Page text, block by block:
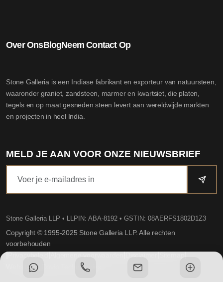
Over OnsBlogNeem Contact Op
Stone Galleria is een Indiase fabrikant en exporteur van natuursteen,
waaronder graniet, zandsteen, marmer en kwartsiet, die platen,
tegels en op maat gesneden steen levert aan wereldwijde markten
en projecten in heel India.
MELD JE AAN VOOR ONZE NIEUWSBRIEF
Stone Galleria LLP • LLPIN: ABA-8192 • GSTIN: 08AERFS1802D1Z3
Copyright © 1995-2025 Stone Galleria LLP. Alle rechten
voorbehouden
|
Website by Dovio Technologies